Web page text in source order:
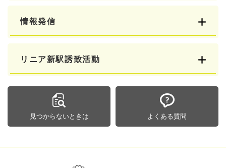
情報発信
リニア新駅誘致活動
見つからないときは よくある質問